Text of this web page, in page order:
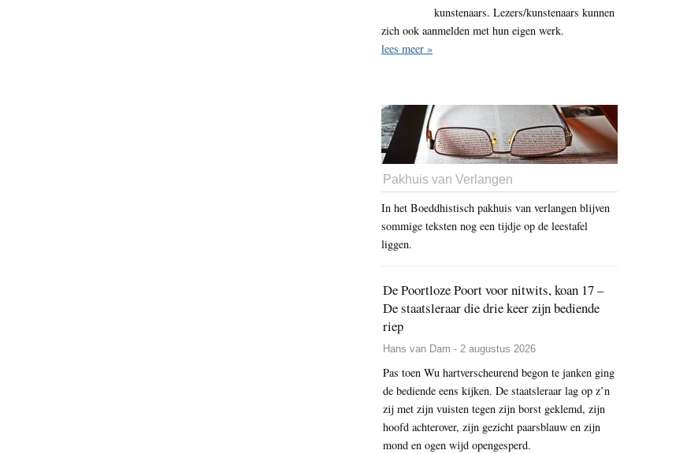
kunstenaars. Lezers/kunstenaars kunnen
zich ook aanmelden met hun eigen werk.
lees meer »
Pakhuis van Verlangen
In het Boeddhistisch pakhuis van verlangen blijven
sommige teksten nog een tijdje op de leestafel
liggen.
De Poortloze Poort voor nitwits, koan 17 –
De staatsleraar die drie keer zijn bediende
riep
Hans van Dam - 2 augustus 2026
Pas toen Wu hartverscheurend begon te janken ging
de bediende eens kijken. De staatsleraar lag op z’n
zij met zijn vuisten tegen zijn borst geklemd, zijn
hoofd achterover, zijn gezicht paarsblauw en zijn
mond en ogen wijd opengesperd.